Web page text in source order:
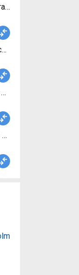
29" Rock Shox
Reba RL villa
tapered